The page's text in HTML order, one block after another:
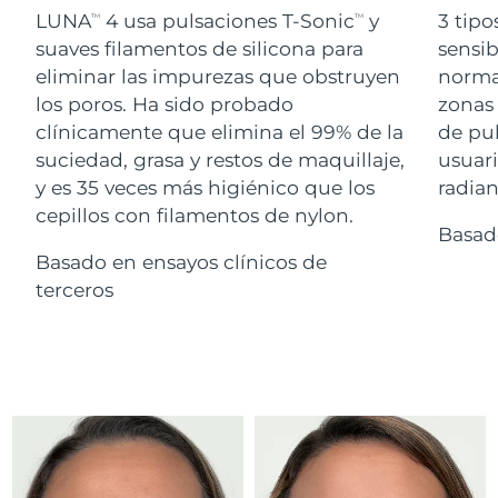
LUNATM 4 usa pulsaciones T-SonicTM
y
suaves filamentos de silicona para
eliminar las impurezas que obstruyen
los poros. Ha sido probado
clínicamente que elimina el 99% de la
suciedad, grasa y restos de maquillaje,
y es 35 veces más higiénico que los
cepillos con filamentos de nylon.
Basado en ensayos clínicos de
terceros
3
de
For healthy hair
18% PAP
Cosméticos Hombres
Comprar todo
FOREO APP
Israel Entrega prevista 12/8/26
Italia Entrega prevista 8/8/26
Japón Entrega prevista 11/8/26
Jersey Entrega prevista 13/8/26
10/8/26
Kuwait
Lituania Entrega prevista8/8/26